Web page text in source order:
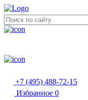
+7 (495) 488-72-15
Избранное 0